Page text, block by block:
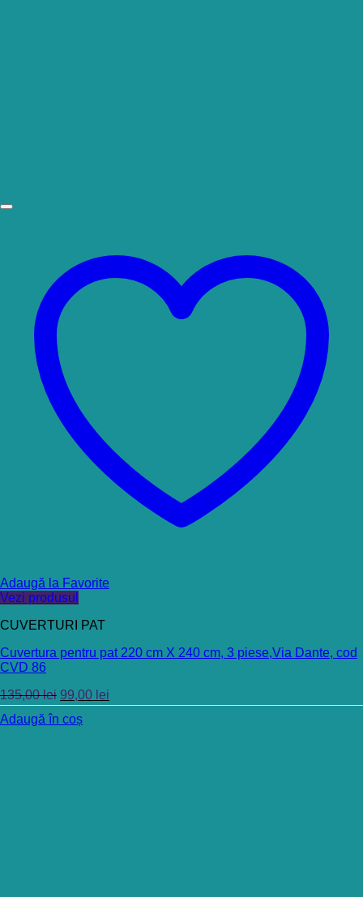
Adaugă la Favorite
Vezi produsul
CUVERTURI PAT
Cuvertura pentru pat 220 cm X 240 cm, 3 piese,Via Dante, cod
CVD 86
135,00lei 99,00 lei
Adaugă în coș